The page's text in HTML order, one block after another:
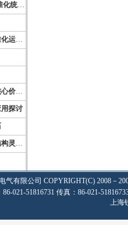
RC521 自动授时数字时钟：公共场所标准化统一计时终端
电子时钟系统施工安装的常见误区及标准化运维管理规范
数字时代的时空基石：电子时钟系统的核心价值与多维意义
探讨
双北斗授时服务器可以根据不同的网络结构灵活部署
气有限公司 COPYRIGHT(C) 2008－
86-021-51816731 传真：86-021-
上海